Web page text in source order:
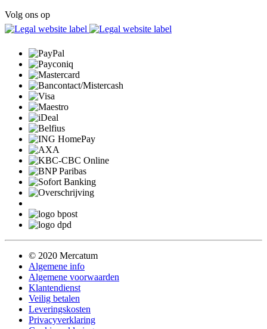
Volg ons op
© 2020 Mercatum
Algemene info
Algemene voorwaarden
Klantendienst
Veilig betalen
Leveringskosten
Privacyverklaring